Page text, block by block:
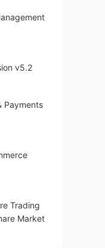
v5.2
Payments
Trading
Market